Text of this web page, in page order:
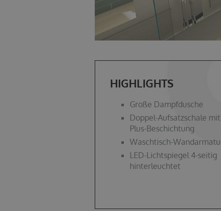
HIGHLIGHTS
Große Dampfdusche
Doppel-Aufsatzschale
Plus-Beschichtung
Waschtisch-
LED-Lichtspiegel 4-seitig
hinterleuchtet